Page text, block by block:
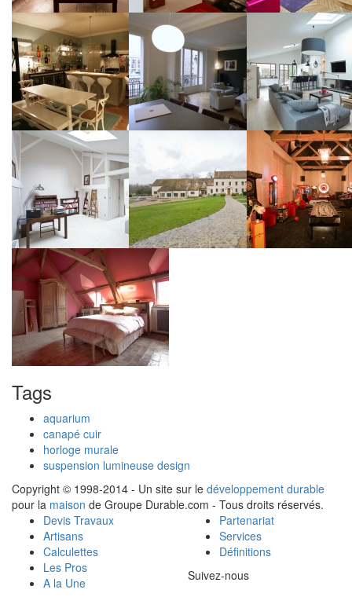
Tags
aquarium
canapé cuir
horloge murale
suspension lumineuse design
Copyright © 1998-2014 - Un site sur le développement durable
pour la maison de Groupe Durable.com - Tous droits réservés.
Devis Travaux
Artisans
Calculettes
Les Pros
A la Une
Partenariat
Services
Définitions
Suivez-nous